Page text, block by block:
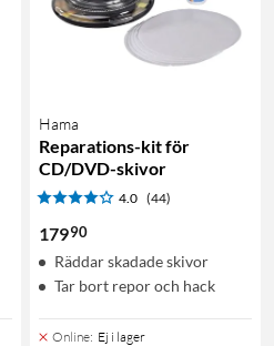
Hama
Reparations-kit för
CD/DVD-skivor
4.0 (44)
17990
Räddar skadade skivor
Tar bort repor och hack
Online: Ej i lager